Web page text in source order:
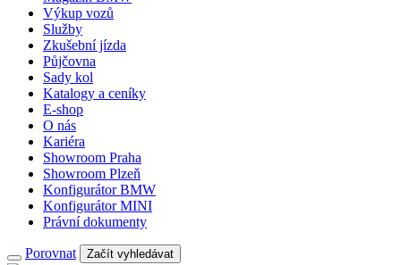
Výkup vozů
Služby
Zkušební jízda
Půjčovna
Sady kol
Katalogy a ceníky
E-shop
O nás
Kariéra
Showroom Praha
Showroom Plzeň
Konfigurátor BMW
Konfigurátor MINI
Právní dokumenty
Porovnat Začít vyhledávat